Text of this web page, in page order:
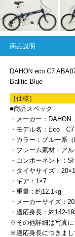
商品説明
DAHON eco C7
Balitic Blue
［仕様］
■商品スペック
・メーカー：DAHON
・モデル名：Eco
・カラー：ブルー系
・フレーム素材：アル
・コンポーネント：
・タイヤサイズ：
・ギア：1×7
・重量：約12.1kg
・メーカーサイズ：
・適応身長：約142-
※その他詳細は写真に
※適応身長につきまし